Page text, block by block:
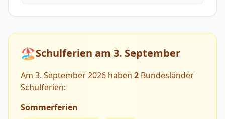
🏖️Schulferien am 3. September
Am 3. September 2026 haben 2 Bundesländer
Schulferien:
Sommerferien